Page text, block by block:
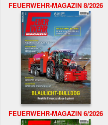
FEUERWEHR-MAGAZIN 8/2026
FEUERWEHR-MAGAZIN 6/2026